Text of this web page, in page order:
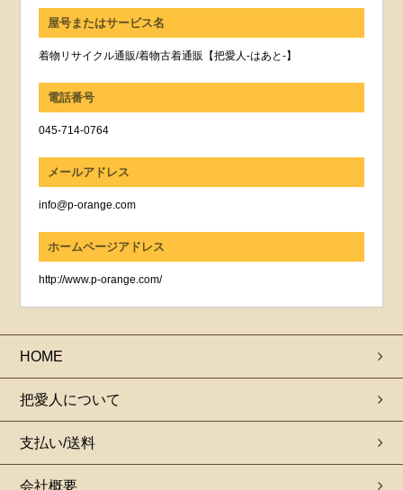
屋号またはサービス名
着物リサイクル通販/着物古着通販【把愛人-はあと-】
電話番号
045-714-0764
メールアドレス
info@p-orange.com
ホームページアドレス
http://www.p-orange.com/
HOME
把愛人について
支払い/送料
会社概要